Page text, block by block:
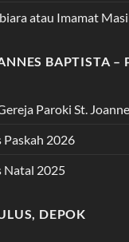
atau Imamat
BAPTISTA –
Paroki St.
2026
Natal 2025
DEPOK